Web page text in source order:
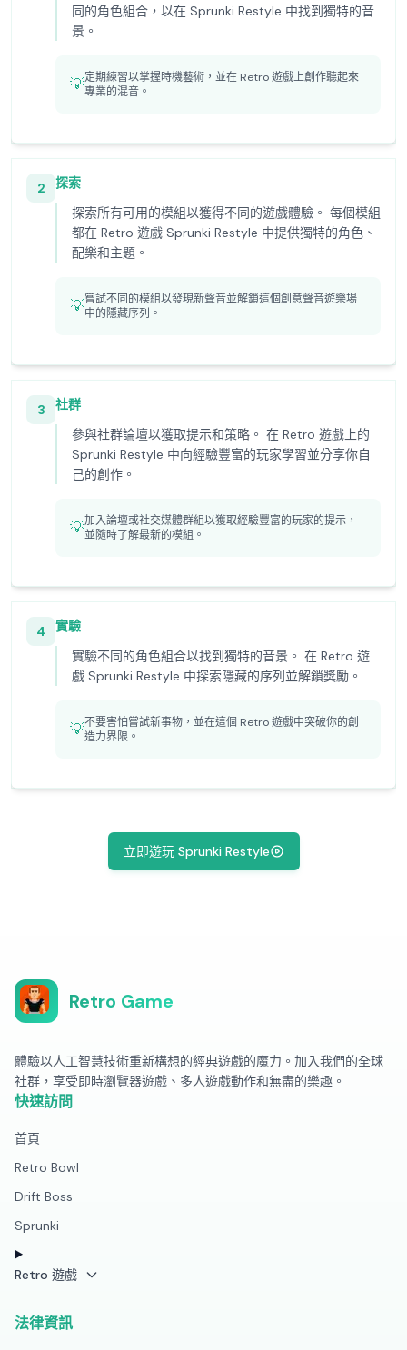
同的角色組合，以在 Sprunki Restyle 中找到獨特的音
景。
💡定期練習以掌握時機藝術，並在 Retro 遊戲上創作聽起來
專業的混音。
2
探索
探索所有可用的模組以獲得不同的遊戲體驗。 每個模組
都在 Retro 遊戲 Sprunki Restyle 中提供獨特的角色、
配樂和主題。
💡嘗試不同的模組以發現新聲音並解鎖這個創意聲音遊樂場
中的隱藏序列。
3
社群
參與社群論壇以獲取提示和策略。 在 Retro 遊戲上的
Sprunki Restyle 中向經驗豐富的玩家學習並分享你自
己的創作。
💡加入論壇或社交媒體群組以獲取經驗豐富的玩家的提示，
並隨時了解最新的模組。
4
實驗
實驗不同的角色組合以找到獨特的音景。 在 Retro 遊
戲 Sprunki Restyle 中探索隱藏的序列並解鎖獎勵。
💡不要害怕嘗試新事物，並在這個 Retro 遊戲中突破你的創
造力界限。
立即遊玩 Sprunki Restyle
Retro Game
體驗以人工智慧技術重新構想的經典遊戲的魔力。加入我們的全球
社群，享受即時瀏覽器遊戲、多人遊戲動作和無盡的樂趣。
快速訪問
首頁
Retro Bowl
Drift Boss
Sprunki
Retro 遊戲
法律資訊